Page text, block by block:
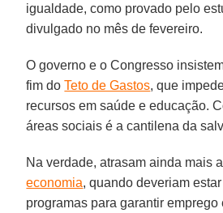
igualdade, como provado pelo
divulgado no mês de fevereiro.
O governo e o Congresso
fim doTeto de Gastos, que
recursos em saúde e educação.
áreas sociais é a cantilena da
Na verdade, atrasam ainda mais
economia, quando deveriam
programas para garantir emprego